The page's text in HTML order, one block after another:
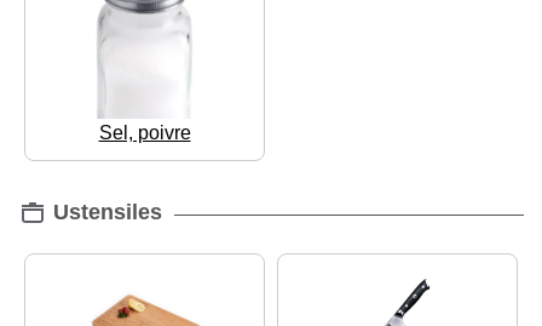
Sel, poivre
Ustensiles